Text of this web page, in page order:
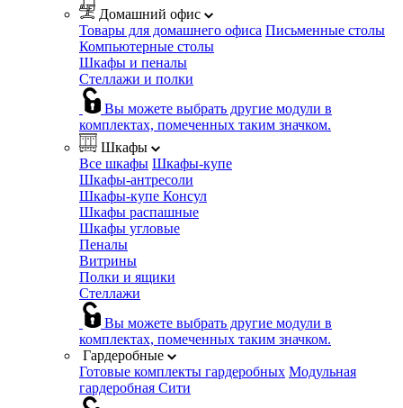
Домашний офис
Товары для домашнего офиса Письменные столы
Компьютерные столы
Шкафы и пеналы
Стеллажи и полки
Вы можете выбрать другие модули в
комплектах, помеченных таким значком.
Шкафы
Все шкафы Шкафы-купе
Шкафы-антресоли
Шкафы-купе Консул
Шкафы распашные
Шкафы угловые
Пеналы
Витрины
Полки и ящики
Стеллажи
Вы можете выбрать другие модули в
комплектах, помеченных таким значком.
Гардеробные
Готовые комплекты гардеробных Модульная
гардеробная Сити